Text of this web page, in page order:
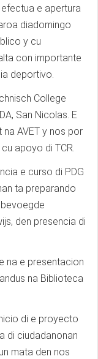
efectua e apertura
diadomingo
y cu
con importante
deportivo.
College
San Nicolas. E
AVET y nos por
apoyo di TCR.
e curso di PDG
ta preparando
den presencia di
na e presentacion
na Biblioteca
di e proyecto
di ciudadanonan
mata den nos